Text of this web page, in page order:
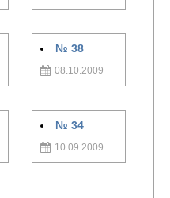
№ 38
08.10.2009
№ 34
10.09.2009